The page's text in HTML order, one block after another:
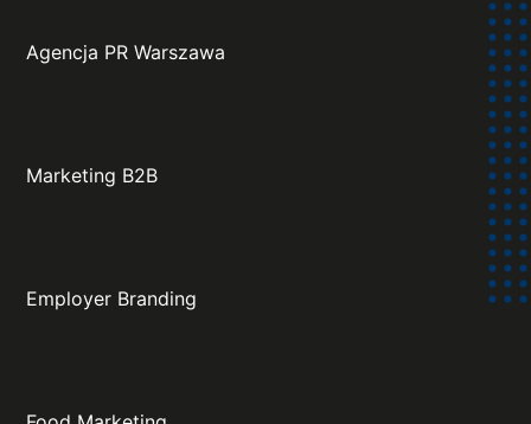
Agencja PR Warszawa
Marketing B2B
Employer Branding